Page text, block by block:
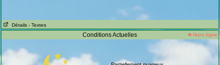
Détails - Textes
Conditions Actuelles Hors ligne